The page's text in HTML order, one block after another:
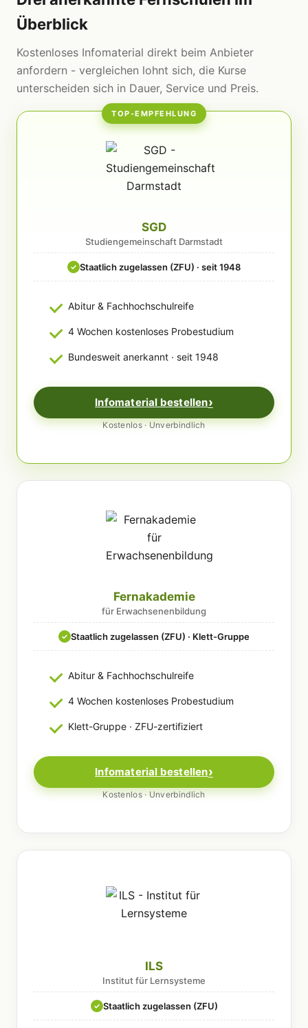
Überblick
Kostenloses Infomaterial direkt beim Anbieter
anfordern - vergleichen lohnt sich, die Kurse
unterscheiden sich in Dauer, Service und Preis.
TOP-EMPFEHLUNG
SGD
Studiengemeinschaft Darmstadt
✓ Staatlich zugelassen (ZFU) · seit 1948
Abitur & Fachhochschulreife
4 Wochen kostenloses Probestudium
Bundesweit anerkannt · seit 1948
Infomaterial bestellen
Kostenlos · Unverbindlich
Fernakademie
für Erwachsenenbildung
✓ Staatlich zugelassen (ZFU) · Klett-Gruppe
Abitur & Fachhochschulreife
4 Wochen kostenloses Probestudium
Klett-Gruppe · ZFU-zertifiziert
Infomaterial bestellen
Kostenlos · Unverbindlich
ILS
Institut für Lernsysteme
✓ Staatlich zugelassen (ZFU)